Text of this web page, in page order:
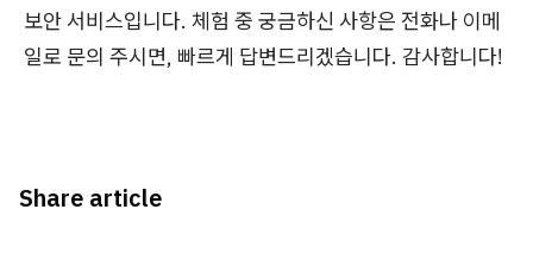
보안 서비스입니다. 체험 중 궁금하신 사항은 전화나 이메
일로 문의 주시면, 빠르게 답변드리겠습니다. 감사합니다!
Share article